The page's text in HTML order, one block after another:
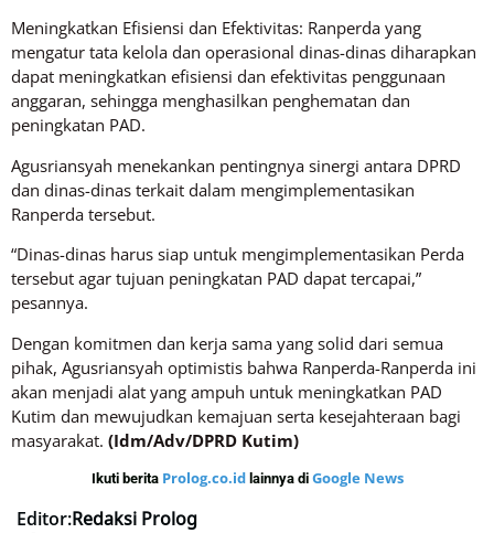
Meningkatkan Efisiensi dan Efektivitas: Ranperda yang
mengatur tata kelola dan operasional dinas-dinas diharapkan
dapat meningkatkan efisiensi dan efektivitas penggunaan
anggaran, sehingga menghasilkan penghematan dan
peningkatan PAD.
Agusriansyah menekankan pentingnya sinergi antara DPRD
dan dinas-dinas terkait dalam mengimplementasikan
Ranperda tersebut.
“Dinas-dinas harus siap untuk mengimplementasikan Perda
tersebut agar tujuan peningkatan PAD dapat tercapai,”
pesannya.
Dengan komitmen dan kerja sama yang solid dari semua
pihak, Agusriansyah optimistis bahwa Ranperda-Ranperda ini
akan menjadi alat yang ampuh untuk meningkatkan PAD
Kutim dan mewujudkan kemajuan serta kesejahteraan bagi
masyarakat. (Idm/Adv/DPRD Kutim)
Ikuti berita Prolog.co.id lainnya di Google News
Editor:Redaksi Prolog